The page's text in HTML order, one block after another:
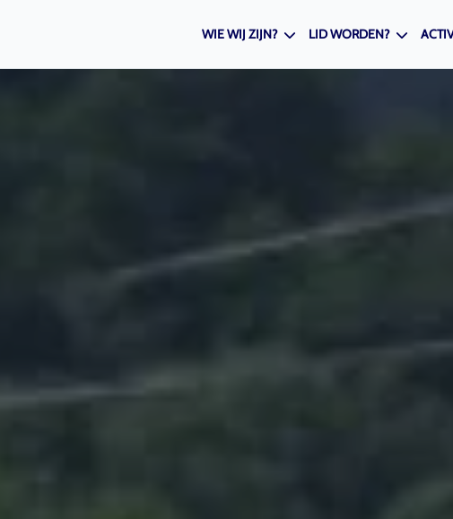
WIE WIJ ZIJN? LID WORDEN?